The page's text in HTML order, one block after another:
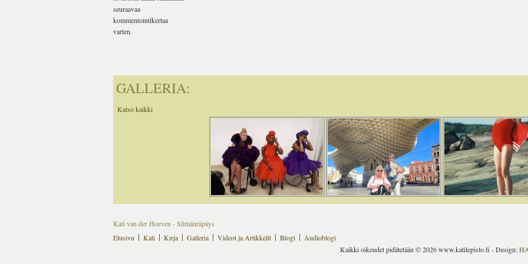
seuraavaa
kommentointikertaa
varten.
GALLERIA:
Katso kaikki
Kati van der Hoeven - Silmänräpäys
Etusivu
Kati Kirja Galleria Videot ja Artikkelit Blogi
Audioblogi
Kaikki oikeudet pidätetään © 2026 www.katilepisto.fi - Design: